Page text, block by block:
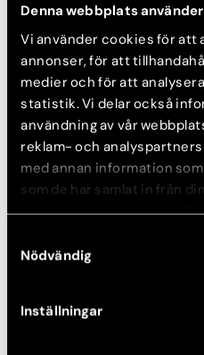
Denna webbplats
Vi använder cookies för att
annonser, för att
medier och för att
statistik. Vi delar också
användning av vår
reklam- och
med annan information
som de har samlat in från
tjänster. Nedan kan du
mer information om hur
Nödvändig
Inställningar
Är mina blygdläppar
Ja, det är sannolikt att dina
viktigt att förstå att det inte
när det gäller blygdläppar. Alla
vanliga.
När bör jag överväga en
blygdläpparnas utseende. Det
specialist inom intimkirurgi för